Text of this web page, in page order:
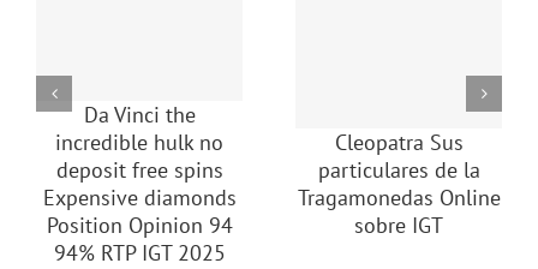
Da Vinci the
incredible hulk no
deposit free spins
Expensive diamonds
Position Opinion 94
94% RTP IGT 2025
Cleopatra Sus
particulares de la
Tragamonedas Online
sobre IGT